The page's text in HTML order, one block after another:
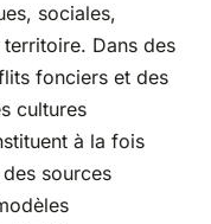
sociales,
Dans des
fonciers et des
cultures
à la fois
sources